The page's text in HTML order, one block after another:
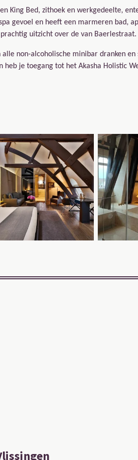
King Bed, zithoek en werkgedeelte,
gevoel en heeft een marmeren bad,
uitzicht over de van Baerlestraat.
non-alcoholische minibar dranken
heb je toegang tot het Akasha Holistic